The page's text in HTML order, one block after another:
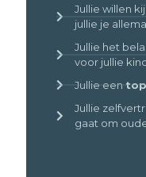
Jullie willen
jullie je
Jullie het
voor jullie
Jullie een
Jullie
gaat om